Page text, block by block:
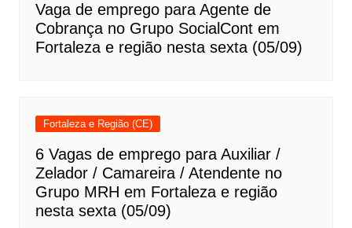
Vaga de emprego para Agente de
Cobrança no Grupo SocialCont em
Fortaleza e região nesta sexta (05/09)
Fortaleza e Região (CE)
6 Vagas de emprego para Auxiliar /
Zelador / Camareira / Atendente no
Grupo MRH em Fortaleza e região
nesta sexta (05/09)